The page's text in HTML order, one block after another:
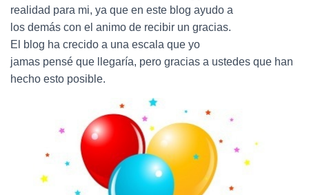
I
realidad para mi, ya que en este blog ayudo a
los demás con el animo de recibir un gracias.
El blog ha crecido a una escala que yo
jamas pensé que llegaría, pero gracias a ustedes que han
hecho esto posible.